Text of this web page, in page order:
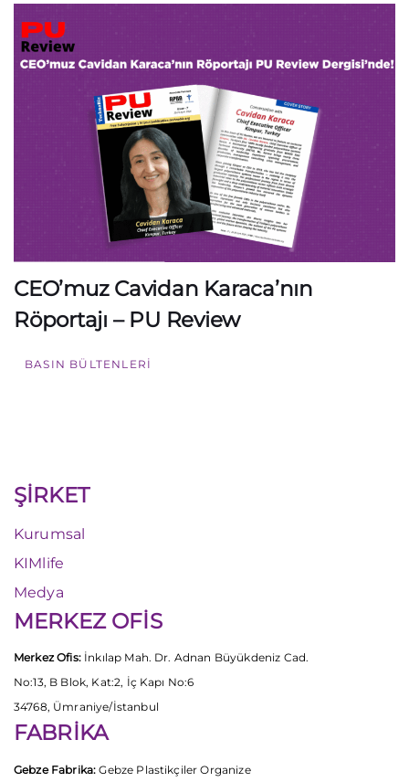
CEO’muz Cavidan Karaca’nın
Röportajı – PU Review
BASIN BÜLTENLERI
ŞİRKET
Kurumsal
KIMlife
Medya
MERKEZ OFİS
Merkez Ofis:İnkılap Mah. Dr. Adnan Büyükdeniz Cad.
No:13, B Blok, Kat:2, İç Kapı No:6
34768, Ümraniye/İstanbul
FABRİKA
Gebze Fabrika: Gebze Plastikçiler Organize